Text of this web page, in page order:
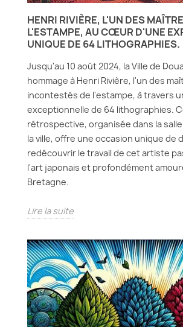
HENRI RIVIÈRE, L'UN DES
L'ESTAMPE, AU CŒUR D'UNE
UNIQUE DE 64 LITHOGRAPHIES.
Jusqu'au 10 août 2024, la Ville de
hommage à Henri Rivière, l'un des
incontestés de l'estampe, à travers
exceptionnelle de 64 lithographies.
rétrospective, organisée dans la
la ville, offre une occasion unique de
redécouvrir le travail de cet artiste
l'art japonais et profondément
Bretagne.
Lire la suite